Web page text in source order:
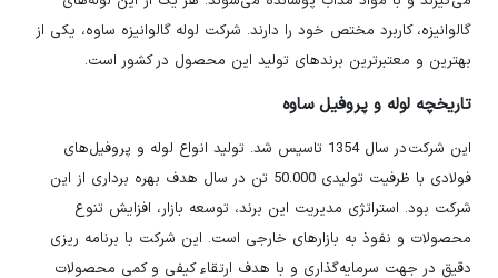
گالوانیزه، کاربرد مختص خود را دارند. شرکت لوله گالوانیزه ساوه، یکی از
بهترین و معتبرترین برندهای تولید این محصول در کشور است.
تاریخچه لوله و پروفیل ساوه
این شرکت در سال 1354 تاسیس شد. تولید انواع لوله و پروفیل‌های
فولادی با ظرفیت تولیدی 50.000 تن در سال هدف بهره برداری از این
شرکت بود. استراتژی مدیریت این برند، توسعه بازار، افزایش تنوع
محصولات و نفوذ به بازارهای خارجی است. این شرکت با برنامه ریزی
دقیق در جهت سرمایه‌گذاری و با هدف ارتقاء کیفی و کمی محصولات